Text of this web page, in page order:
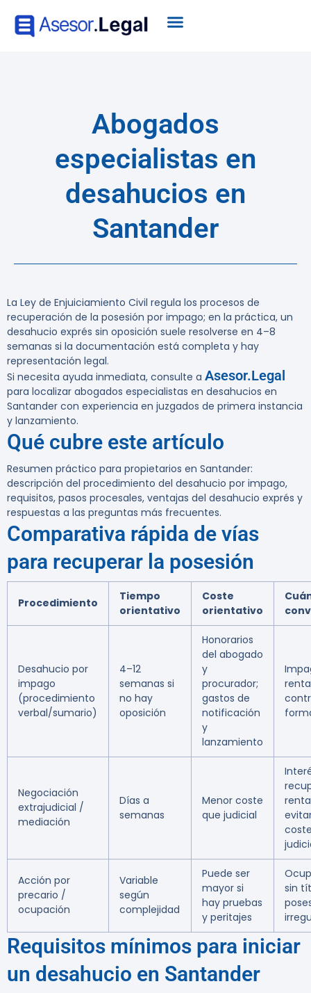
Abogados
especialistas en
desahucios en
Santander
La Ley de Enjuiciamiento Civil regula los procesos de
recuperación de la posesión por impago; en la práctica, un
desahucio exprés sin oposición suele resolverse en 4–8
semanas si la documentación está completa y hay
representación legal.
Si necesita ayuda inmediata, consulte a Asesor.Legal
para localizar abogados especialistas en desahucios en
Santander con experiencia en juzgados de primera instancia
y lanzamiento.
Qué cubre este artículo
Resumen práctico para propietarios en Santander:
descripción del procedimiento del desahucio por impago,
requisitos, pasos procesales, ventajas del desahucio exprés y
respuestas a las preguntas más frecuentes.
Comparativa rápida de vías
para recuperar la posesión
Procedimiento
Tiempo
orientativo
Coste
orientativo
Desahucio por
impago
(procedimiento
verbal/sumario)
4–12
semanas si
no hay
oposición
Honorarios
del abogado
y
procurador;
gastos de
notificación
y
lanzamiento
Negociación
extrajudicial /
mediación
Días a
semanas
Menor coste
que judicial
Acción por
precario /
ocupación
Variable
según
complejidad
Puede ser
mayor si
hay pruebas
y peritajes
sin
Requisitos mínimos para iniciar
un desahucio en Santander